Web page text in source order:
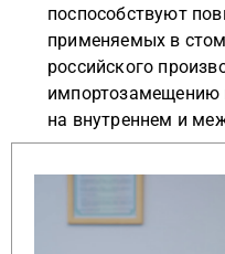
поспособствуют
применяемых в
российского
импортозамещению
на внутреннем и